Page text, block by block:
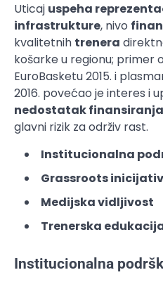
Uticaj uspeha
infrastrukture, nivo
kvalitetnih trenera
košarke u regionu; primer
EuroBasketu 2015. i
2016. povećao je interes i
nedostatak finansiranja
glavni rizik za održiv rast.
Institucionalna
Grassroots
Medijska vidljivost
Trenerska
Institucionalna